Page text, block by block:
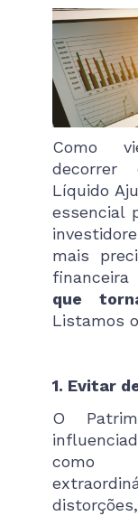
Como
Líquido
essencial
mais
que
Listamos
1. Evitar
O
como